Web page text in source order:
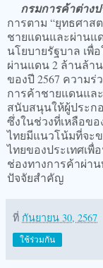
กรมการค้าต่างป
การตาม “ยุทธศาส
ชายแดนและผ่านแด
นโยบายรัฐบาล เพื่
ผ่านแดน 2 ล้านล้า
ของปี 2567 ความ
การค้าชายแดนแล
สนับสนุนให้ผู้ประก
ซึ่งในช่วงที่เหลือข
ไทยมีแนวโน้มที่จะ
ไทยของประเทศเพื่
ช่องทางการค้าผ่า
ปัจจัยสำคัญ
ที่ กันยายน 30, 2567
ใช้ร่วมกัน